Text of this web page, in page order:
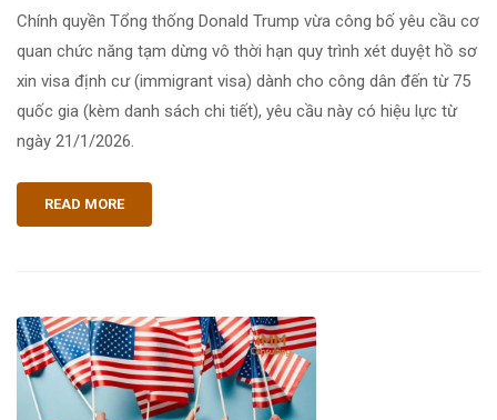
Chính quyền Tổng thống Donald Trump vừa công bố yêu cầu cơ
quan chức năng tạm dừng vô thời hạn quy trình xét duyệt hồ sơ
xin visa định cư (immigrant visa) dành cho công dân đến từ 75
quốc gia (kèm danh sách chi tiết), yêu cầu này có hiệu lực từ
ngày 21/1/2026.
READ MORE